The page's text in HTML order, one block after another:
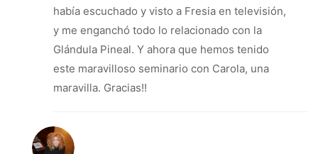
había escuchado y visto a Fresia en televisión,
y me enganchó todo lo relacionado con la
Glándula Pineal. Y ahora que hemos tenido
este maravilloso seminario con Carola, una
maravilla. Gracias!!